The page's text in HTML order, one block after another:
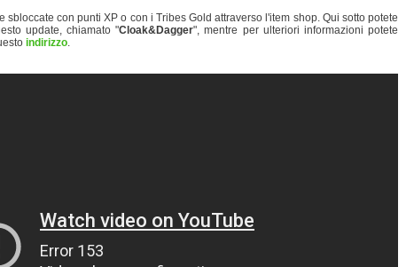
sbloccate con punti XP o con i Tribes Gold attraverso l'item shop. Qui sotto potete
update, chiamato "Cloak&Dagger", mentre per ulteriori informazioni potete
indirizzo.